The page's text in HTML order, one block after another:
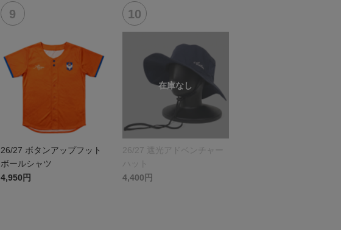
26/27 ボタンアップフット
ボールシャツ
4,950円
26/27 遮光アドベンチャー
ハット
4,400円